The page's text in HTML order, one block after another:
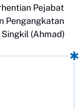
Pejabat
Pengangkatan
(Ahmad)